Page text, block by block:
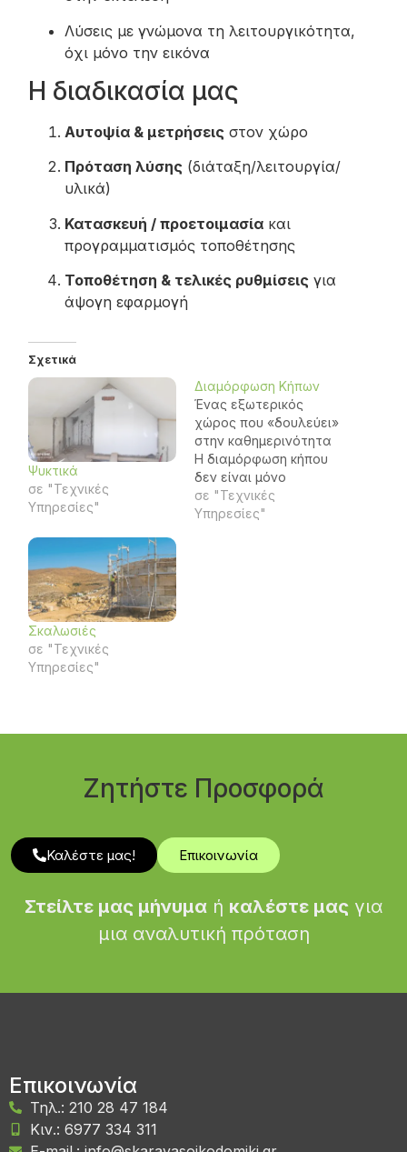
Λύσεις με γνώμονα τη λειτουργικότητα,
όχι μόνο την εικόνα
Η διαδικασία μας
Αυτοψία & μετρήσεις στον χώρο
Πρόταση λύσης (διάταξη/λειτουργία/
υλικά)
Κατασκευή / προετοιμασία και
προγραμματισμός τοποθέτησης
Τοποθέτηση & τελικές ρυθμίσεις για
άψογη εφαρμογή
Σχετικά
Ψυκτικά
σε "Τεχνικές
Υπηρεσίες"
Διαμόρφωση Κήπων
Ένας εξωτερικός
χώρος που «δουλεύει»
στην καθημερινότητα
Η διαμόρφωση κήπου
δεν είναι μόνο
αισθητική. Είναι
σωστός σχεδιασμός,
ένα καθαρό, πρακτικό
αναλαμβάνουμε…
σε "Τεχνικές
Υπηρεσίες"
Σκαλωσιές
σε "Τεχνικές
Υπηρεσίες"
Ζητήστε Προσφορά
Καλέστε μας! Επικοινωνία
Στείλτε μας μήνυμα ή καλέστε μας για
μια αναλυτική πρόταση
Επικοινωνία
Τηλ.: 210 28 47 184
Κιν.: 6977 334 311